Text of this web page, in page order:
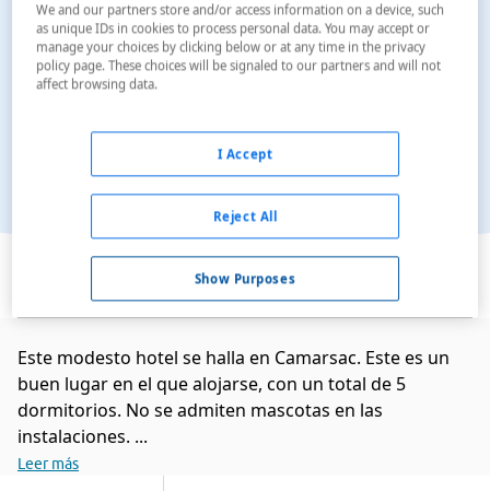
Ver en el mapa
Este modesto hotel se halla en Camarsac. Este es un
buen lugar en el que alojarse, con un total de 5
dormitorios. No se admiten mascotas en las
instalaciones. ...
Leer más
We and our partners store and/or access information on a device, such
as unique IDs in cookies to process personal data. You may accept or
manage your choices by clicking below or at any time in the privacy
policy page. These choices will be signaled to our partners and will not
affect browsing data.
Show Purposes
Reject All
I Accept